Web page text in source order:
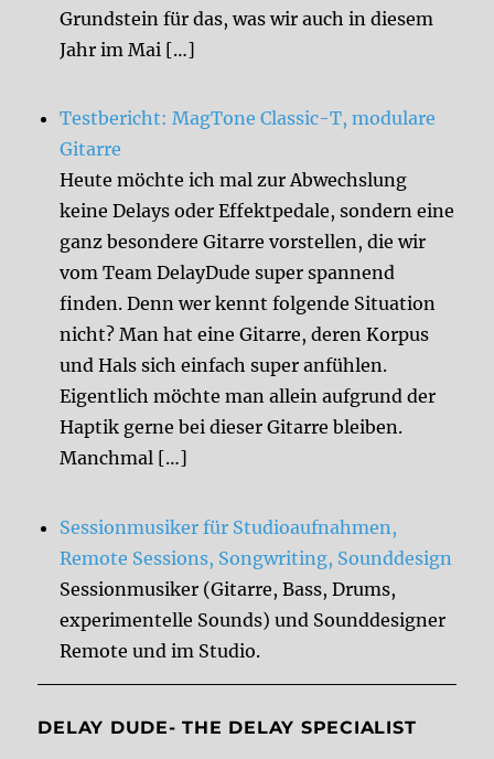
Grundstein für das, was wir auch in diesem
Jahr im Mai […]
Testbericht: MagTone Classic-T, modulare
Gitarre
Heute möchte ich mal zur Abwechslung
keine Delays oder Effektpedale, sondern eine
ganz besondere Gitarre vorstellen, die wir
vom Team DelayDude super spannend
finden. Denn wer kennt folgende Situation
nicht? Man hat eine Gitarre, deren Korpus
und Hals sich einfach super anfühlen.
Eigentlich möchte man allein aufgrund der
Haptik gerne bei dieser Gitarre bleiben.
Manchmal […]
Sessionmusiker für Studioaufnahmen,
Remote Sessions, Songwriting, Sounddesign
Sessionmusiker (Gitarre, Bass, Drums,
experimentelle Sounds) und Sounddesigner
Remote und im Studio.
DELAY DUDE- THE DELAY SPECIALIST